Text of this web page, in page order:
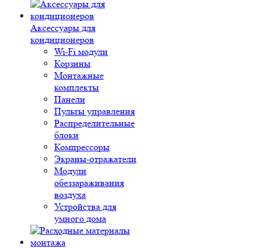
Аксессуары для
кондиционеров
Wi-Fi модули
Корзины
Монтажные
комплекты
Панели
Пульты управления
Распределительные
блоки
Компрессоры
Экраны-отражатели
Модули
обеззараживания
воздуха
Устройства для
умного дома